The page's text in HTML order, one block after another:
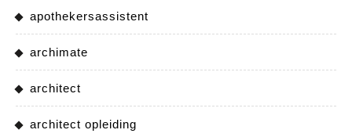
apothekersassistent
archimate
architect
architect opleiding